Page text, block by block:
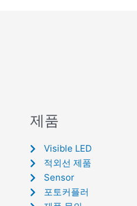
제품
Visible LED
적외선 제품
Sensor
포토커플러